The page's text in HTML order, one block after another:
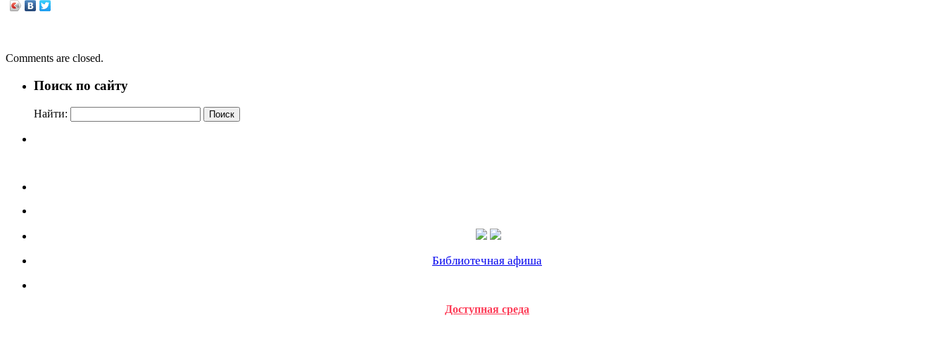
Comments are closed.
Поиск по сайту
Найти:
Библиотечная афиша
Доступная среда